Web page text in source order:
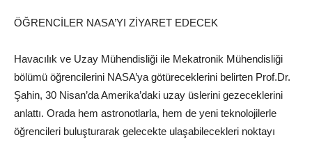
ÖĞRENCİLER NASA’YI ZİYARET EDECEK
Havacılık ve Uzay Mühendisliği ile Mekatronik Mühendisliği
bölümü öğrencilerini NASA’ya götüreceklerini belirten Prof.Dr.
Şahin, 30 Nisan’da Amerika’daki uzay üslerini gezeceklerini
anlattı. Orada hem astronotlarla, hem de yeni teknolojilerle
öğrencileri buluşturarak gelecekte ulaşabilecekleri noktayı